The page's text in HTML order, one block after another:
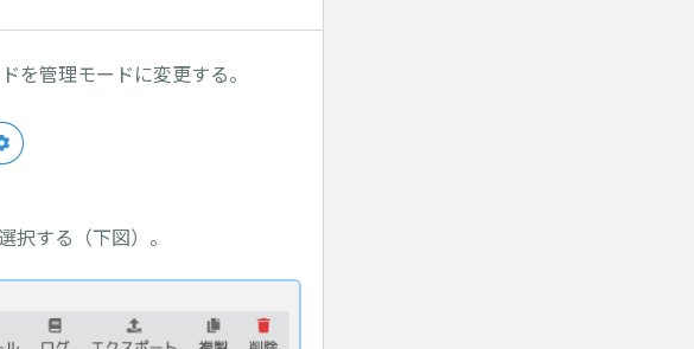
を管理モードに変更する。
する（下図）。